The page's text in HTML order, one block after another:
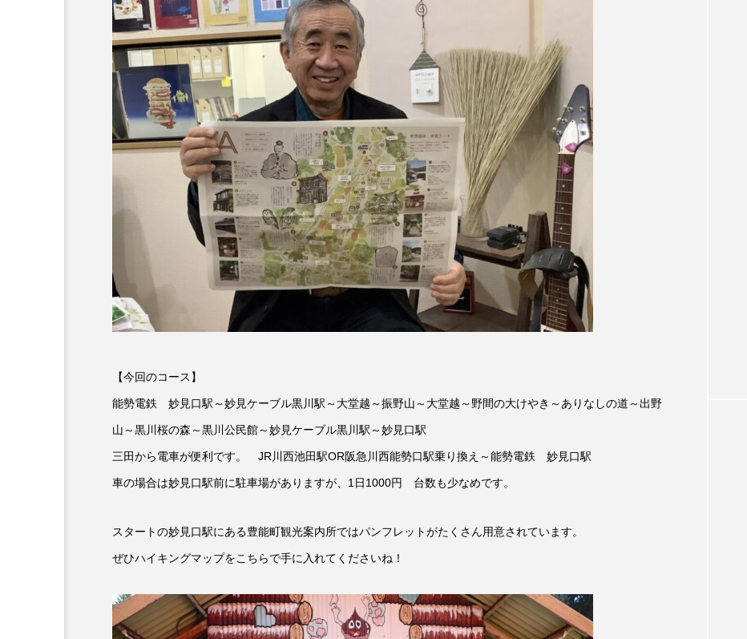
10周年記念 12月号 1975年のケルン・コンサート
2025年度 2026 2026年 2026年度 20周年 4年
6月号 7月 BAD GENIUS BL出版
DEPARTURES FACES PLACES globe HAMNET HERE 時を越えて
IT’S OKAY！ J-POP JAZZ KADOKAWA KDDI
lets追求the牛肉 LOST LAND MOCOコレクション オムニバス
ROKKO 森の音ミュージアム ROKKO森の音ミュージアム Rooting Aroma SAKDAC
SANDA ORGANIC VILLAGE MEETINGのつながるラジオ SDGs・タイプスマート農業推進プロジェク
SIKIガーデン Autumn Season Singing with a smile snowwhite SPOTTED
『今日の空が一番好き、とまだ言えない僕は』
おいし
くまぐみ くるまのなかには？ けやき台中学校 けやき台小学校
【今回のコース】
能勢電鉄 妙見口駅～妙見ケーブル黒川駅～大堂越～振野山～大堂越～野間の大けやき～ありなしの道～出野
山～黒川桜の森～黒川公民館～妙見ケーブル黒川駅～妙見口駅
三田から電車が便利です。 JR川西池田駅OR阪急川西能勢口駅乗り換え～能勢電鉄 妙見口駅
車の場合は妙見口駅前に駐車場がありますが、1日1000円 台数も少なめです。
スタートの妙見口駅にある豊能町観光案内所ではパンフレットがたくさん用意されています。
ぜひハイキングマップをこちらで手に入れてくださいね！